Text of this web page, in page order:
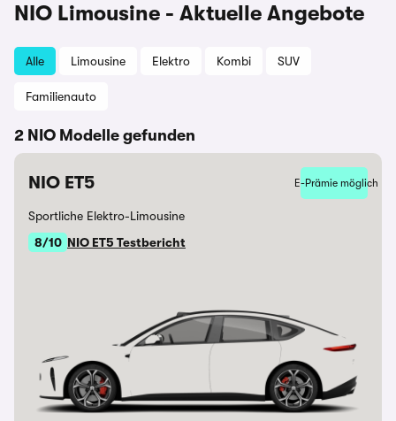
NIO Limousine - Aktuelle Angebote
Alle Limousine Elektro Kombi SUV
Familienauto
2 NIO Modelle gefunden
NIO ET5 E-Prämie möglich
Sportliche Elektro-Limousine
8/10 NIO ET5 Testbericht